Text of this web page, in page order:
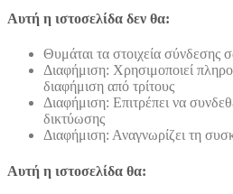
Αυτή η ιστοσελίδα δεν θα:
Θυμάται τα στοιχεία σύνδεσης
Διαφήμιση: Χρησιμοποιεί
διαφήμιση από τρίτους
Διαφήμιση: Επιτρέπει να
δικτύωσης
Διαφήμιση: Αναγνωρίζει τη
Αυτή η ιστοσελίδα θα: